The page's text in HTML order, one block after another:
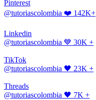
Pinterest
@tutoriascolombia ❤️ 142K+
Linkedin
@tutoriascolombia 💙 30K +
TikTok
@tutoriascolombia 🖤 23K +
Threads
@tutoriascolombia 🖤 7K +